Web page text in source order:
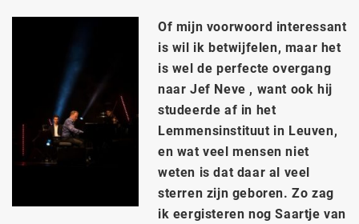
Of mijn voorwoord interessant
is wil ik betwijfelen, maar het
is wel de perfecte overgang
naar Jef Neve , want ook hij
studeerde af in het
Lemmensinstituut in Leuven,
en wat veel mensen niet
weten is dat daar al veel
sterren zijn geboren. Zo zag
ik eergisteren nog Saartje van